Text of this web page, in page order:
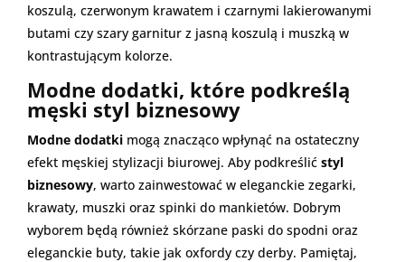
koszulą, czerwonym krawatem i czarnymi lakierowanymi
butami czy szary garnitur z jasną koszulą i muszką w
kontrastującym kolorze.
Modne dodatki, które podkreślą
męski styl biznesowy
Modne dodatki mogą znacząco wpłynąć na ostateczny
efekt męskiej stylizacji biurowej. Aby podkreślić styl
biznesowy, warto zainwestować w eleganckie zegarki,
krawaty, muszki oraz spinki do mankietów. Dobrym
wyborem będą również skórzane paski do spodni oraz
eleganckie buty, takie jak oxfordy czy derby. Pamiętaj,